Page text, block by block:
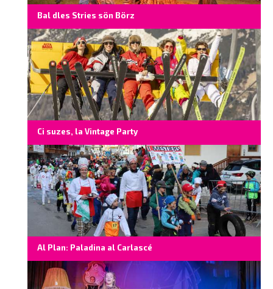
Bal dles Stries sön Börz
Ci suzes, la Vintage Party
Al Plan: Paladina al Carlascé